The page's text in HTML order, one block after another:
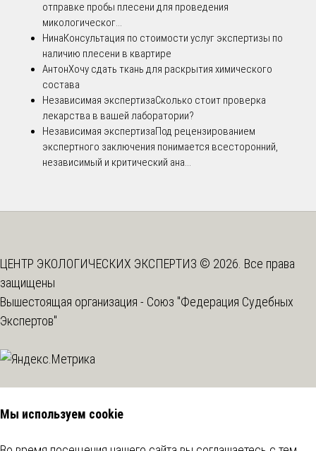
отправке пробы плесени для проведения
микологическог...
НинаКонсультация по стоимости услуг экспертизы по
наличию плесени в квартире
АнтонХочу сдать ткань для раскрытия химического
состава
Независимая экспертизаСколько стоит проверка
лекарства в вашей лаборатории?
Независимая экспертизаПод рецензированием
экспертного заключения понимается всесторонний,
независимый и критический ана...
ЦЕНТР ЭКОЛОГИЧЕСКИХ ЭКСПЕРТИЗ © 2026. Все права
защищены
Вышестоящая организация - Союз "Федерация Судебных
Экспертов"
Мы используем cookie